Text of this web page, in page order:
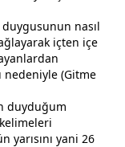
nasıl
içten içe
nedeniyle (Gitme
duyduğum
yarısını yani 26